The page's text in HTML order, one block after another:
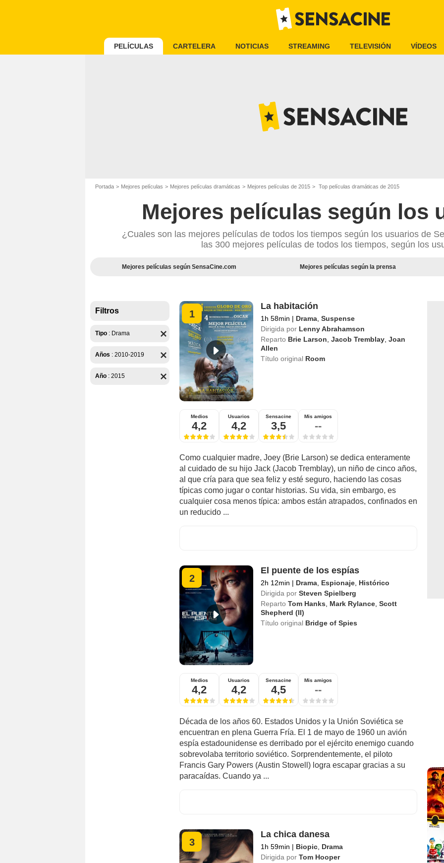
PELÍCULAS CARTELERA NOTICIAS STREAMING TELEVISIÓN VÍDEOS
Portada Mejores películas Mejores películas dramáticas Mejores películas de 2015 Top películas dramáticas de 2015
Mejores películas según los
¿Cuales son las mejores películas de todos los tiempos según los usuarios de
las 300 mejores películas de todos los tiempos, según los
Mejores películas según SensaCine.com Mejores películas según la prensa
Filtros
Tipo : Drama
Años : 2010-2019
Año : 2015
1
La habitación
1h 58min | Drama, Suspense
Dirigida por Lenny Abrahamson
Reparto Brie Larson Jacob Tremblay, Joan
Allen
Título original Room
Medios
4,2
Usuarios
4,2
Sensacine
3,5
Mis amigos
--
Como cualquier madre, Joey (Brie Larson) se dedica enteramente
al cuidado de su hijo Jack (Jacob Tremblay), un niño de cinco años,
al que cría para que sea feliz y esté seguro, haciendo las cosas
típicas como jugar o contar historias. Su vida, sin embargo, es
cualquier cosa menos típica: ambos están atrapados, confinados en
un reducido ...
2
El puente de los espías
2h 12min | Drama, Espionaje, Histórico
Dirigida por Steven Spielberg
Reparto Tom Hanks Mark Rylance, Scott
Shepherd (II)
Título original Bridge of Spies
Medios
4,2
Usuarios
4,2
Sensacine
4,5
Mis amigos
--
Década de los años 60. Estados Unidos y la Unión Soviética se
encuentran en plena Guerra Fría. El 1 de mayo de 1960 un avión
espía estadounidense es derribado por el ejército enemigo cuando
sobrevolaba territorio soviético. Sorprendentemente, el piloto
Francis Gary Powers (Austin Stowell) logra escapar gracias a su
paracaídas. Cuando ya ...
3
La chica danesa
1h 59min | Biopic, Drama
Dirigida por Tom Hooper